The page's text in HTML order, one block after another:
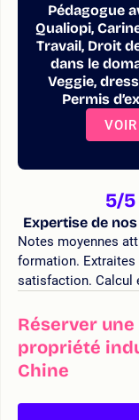
Pédagogue
Qualiopi,
Travail, Droit
dans le
Veggie,
Permis
5/5
Expertise de
Notes moyennes
formation.
satisfaction. Calcul
Réserver
propriété
Chine